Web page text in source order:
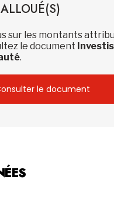
sur les montants
le document
.
le document